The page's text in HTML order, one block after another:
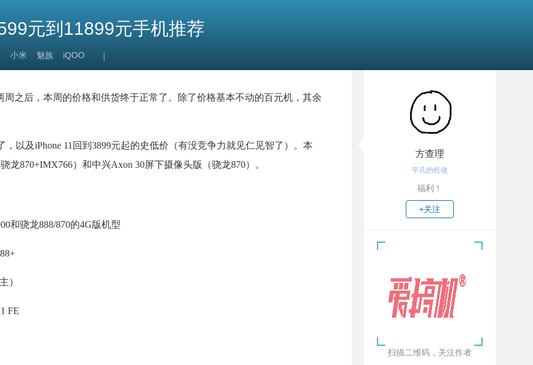
元到11899元手机推荐
小米 魅族 iQOO
之后，本周的价格和供货终于正常了。除了价格基本不动的百元机，其余
以及iPhone 11回到3899元起的史低价（有没竞争力就见仁见智了）。本
龙870+IMX766）和中兴Axon 30屏下摄像头版（骁龙870）。
和骁龙888/870的4G版机型
）
FE
方查理
平凡的机佬
福利！
+关注
扫描二维码，关注作者